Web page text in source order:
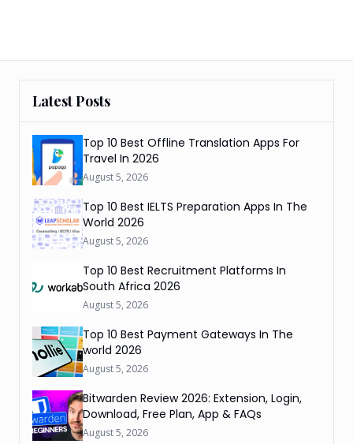
Latest Posts
Top 10 Best Offline Translation Apps For
Travel In 2026
August 5, 2026
Top 10 Best IELTS Preparation Apps In The
World 2026
August 5, 2026
Top 10 Best Recruitment Platforms In
South Africa 2026
August 5, 2026
Top 10 Best Payment Gateways In The
world 2026
August 5, 2026
Bitwarden Review 2026: Extension, Login,
Download, Free Plan, App & FAQs
August 5, 2026